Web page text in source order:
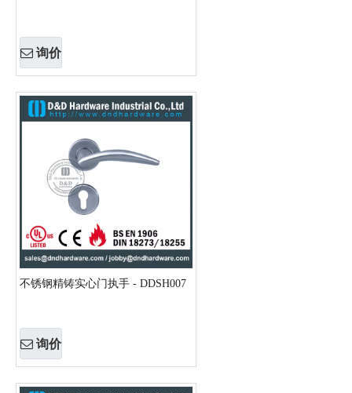
询价
不锈钢精铸实心门执手 - DDSH007
询价